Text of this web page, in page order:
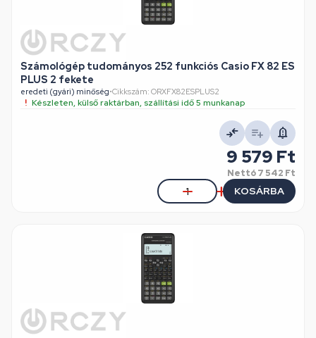
Számológép tudományos 252 funkciós Casio FX 82 ES
PLUS 2 fekete
eredeti (gyári) minőség•Cikkszám: ORXFX82ESPLUS2
Készleten, külső raktárban, szállítási idő 5 munkanap
9 579 Ft
Nettó7 542 Ft
KOSÁRBA